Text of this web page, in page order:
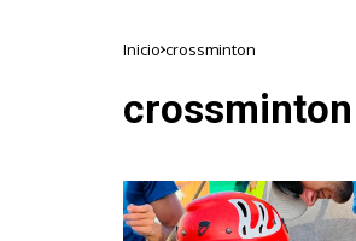
Inicio crossminton
crossminton